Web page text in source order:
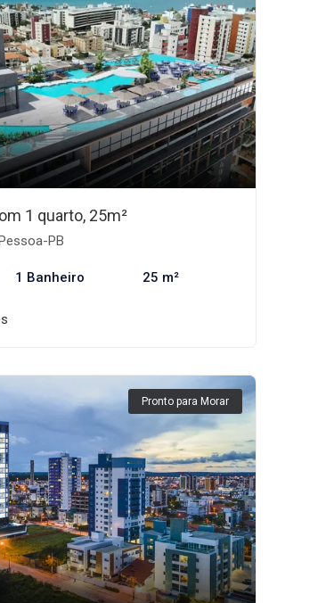
1 quarto, 25m²
PB
1 Banheiro 25 m²
Pronto para Morar